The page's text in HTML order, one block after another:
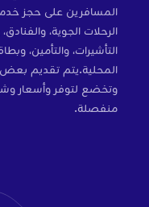
المسافرين على حجز
الرحلات الجوية،
المحلية.يتم تقديم
وتخضع لتوفر وأسعار
منفصلة.